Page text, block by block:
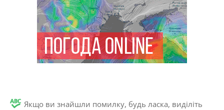
Якщо ви знайшли помилку, будь ласка, виділіть